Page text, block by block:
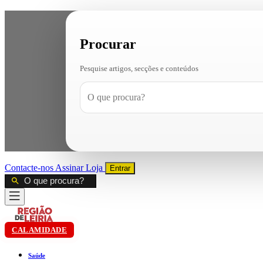
Procurar
Pesquise artigos, secções e conteúdos
Contacte-nos AssinarLoja Entrar
CALAMIDADE
Saúde